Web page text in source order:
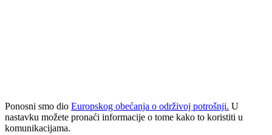
Ponosni smo dio Europskog obećanja o održivoj potrošnji. U
nastavku možete pronaći informacije o tome kako to koristiti u
komunikacijama.